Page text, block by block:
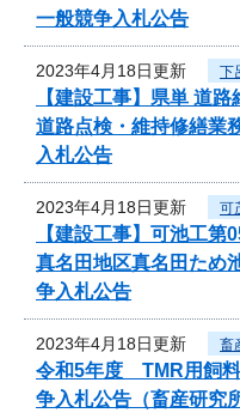
一般競争入札公告
2023年4月18日更新 下
【建設工事】県単 道
道路点検・維持修繕業
入札公告
2023年4月18日更新 可
【建設工事】可池工
真名田地区真名田ため
争入札公告
2023年4月18日更新 畜
令和5年度 TMR用飼
争入札公告（畜産研究